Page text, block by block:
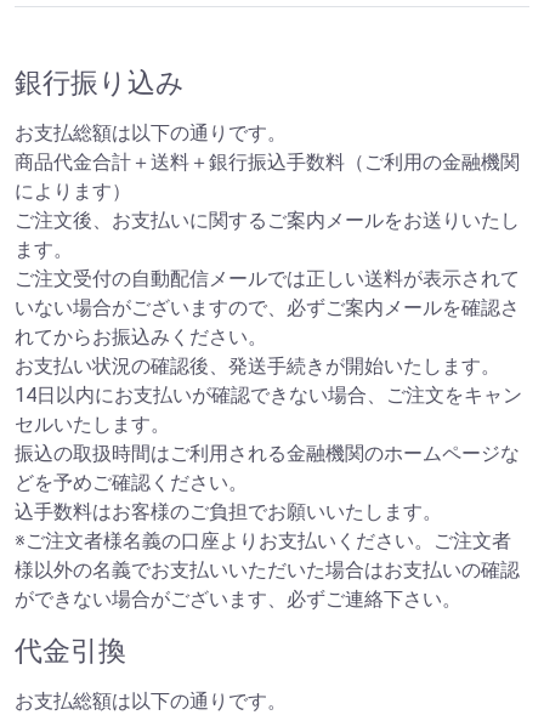
銀行振り込み
お支払総額は以下の通りです。
商品代金合計＋送料＋銀行振込手数料（ご利用の金融機関
によります）
ご注文後、お支払いに関するご案内メールをお送りいたし
ます。
ご注文受付の自動配信メールでは正しい送料が表示されて
いない場合がございますので、必ずご案内メールを確認さ
れてからお振込みください。
お支払い状況の確認後、発送手続きが開始いたします。
14日以内にお支払いが確認できない場合、ご注文をキャン
セルいたします。
振込の取扱時間はご利用される金融機関のホームページな
どを予めご確認ください。
込手数料はお客様のご負担でお願いいたします。
※ご注文者様名義の口座よりお支払いください。ご注文者
様以外の名義でお支払いいただいた場合はお支払いの確認
ができない場合がございます、必ずご連絡下さい。
代金引換
お支払総額は以下の通りです。